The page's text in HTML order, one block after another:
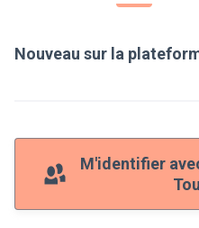
Nouveau sur la
M'identifier